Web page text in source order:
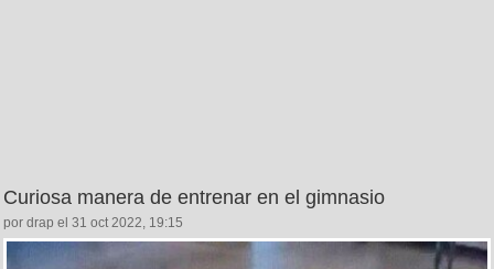
Curiosa manera de entrenar en el gimnasio
por drap el 31 oct 2022, 19:15